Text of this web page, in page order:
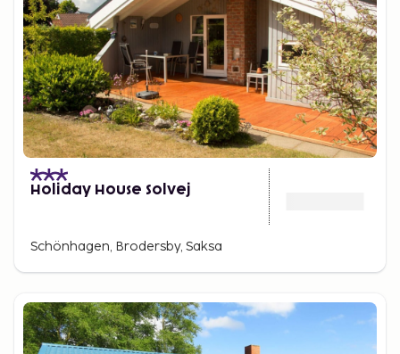
Holiday House Solvej
Schönhagen, Brodersby, Saksa